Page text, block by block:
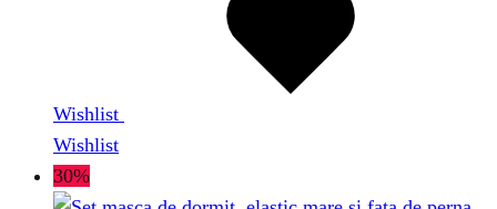
Wishlist
Wishlist
30%